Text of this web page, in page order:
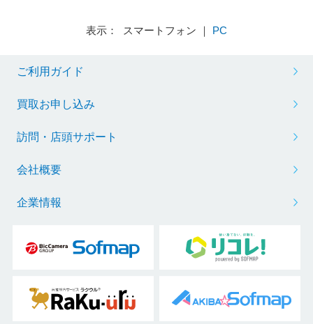
表示： スマートフォン ｜ PC
ご利用ガイド
買取お申し込み
訪問・店頭サポート
会社概要
企業情報